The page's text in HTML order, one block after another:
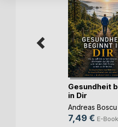
Gesundheit
in Dir
Andreas Boscu
7,49 € E-Book